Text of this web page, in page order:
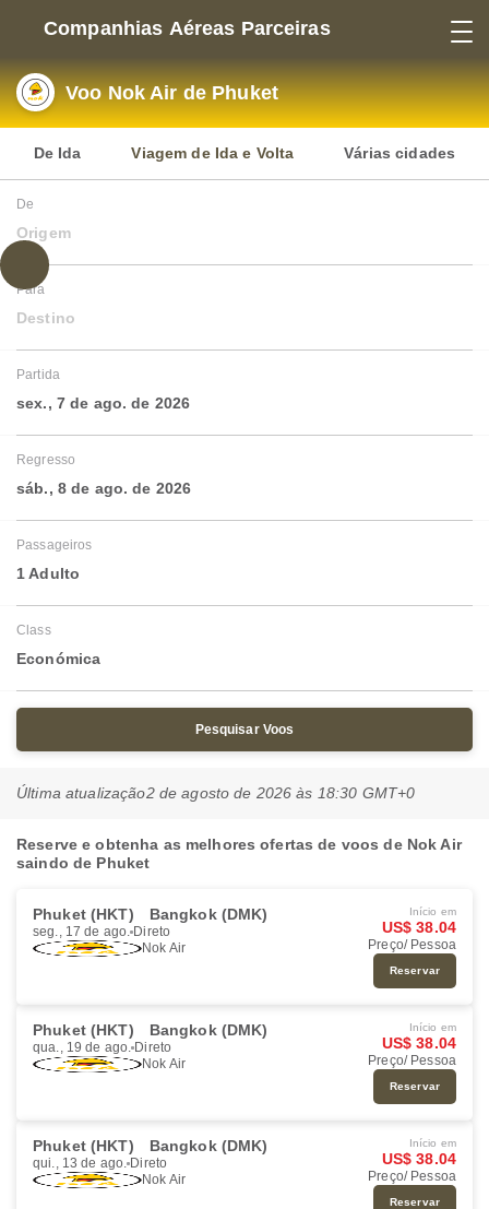
Companhias Aéreas Parceiras
Voo Nok Air de Phuket
De Ida Viagem de Ida e Volta Várias cidades
De
Origem
Para
Destino
Partida
sex., 7 de ago. de 2026
Regresso
sáb., 8 de ago. de 2026
Passageiros
1 Adulto
Class
Económica
Pesquisar Voos
Última atualização2 de agosto de 2026 às 18:30 GMT+0
Reserve e obtenha as melhores ofertas de voos de Nok Air
saindo de Phuket
Phuket (HKT) Bangkok (DMK)
seg., 17 de ago. Direto
Nok Air
Início em
US$ 38.04
Preço/ Pessoa
Reservar
Phuket (HKT) Bangkok (DMK)
qua., 19 de ago. Direto
Nok Air
Início em
US$ 38.04
Preço/ Pessoa
Reservar
Phuket (HKT) Bangkok (DMK)
qui., 13 de ago. Direto
Nok Air
Início em
US$ 38.04
Preço/ Pessoa
Reservar